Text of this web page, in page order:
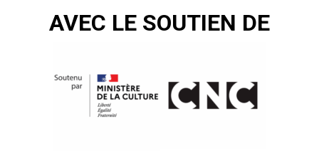
AVEC LE SOUTIEN DE